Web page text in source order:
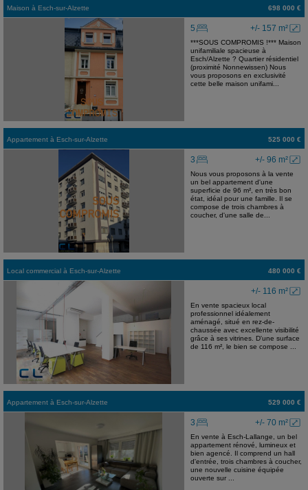
Maison à Esch-sur-Alzette 698 000 €
+/- 157 m²
5
***SOUS COMPROMIS !*** Maison
unifamiliale spacieuse à
Esch/Alzette ? Quartier résidentiel
(proximité Nonnewissen) Nous
vous proposons en exclusivité
cette belle maison unifami...
Appartement à Esch-sur-Alzette 525 000 €
+/- 96 m²
3
Nous vous proposons à la vente
un bel appartement d'une
superficie de 96 m², en très bon
état, idéal pour une famille. Il se
compose de trois chambres à
coucher, d'une salle de...
Local commercial à Esch-sur-Alzette 480 000 €
+/- 116 m²
En vente spacieux local
professionnel idéalement
aménagé, situé en rez-de-
chaussée avec excellente visibilité
grâce à ses vitrines. D'une surface
de 116 m², le bien se compose ...
Appartement à Esch-sur-Alzette 529 000 €
+/- 70 m²
3
En vente à Esch-Lallange, un bel
appartement rénové, lumineux et
bien agencé. Il comprend un hall
d'entrée, trois chambres à coucher,
une nouvelle cuisine équipée
ouverte sur ...